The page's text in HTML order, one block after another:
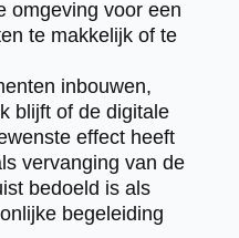
omgeving voor een
te makkelijk of te
inbouwen,
blijft of de digitale
effect heeft
vervanging van de
bedoeld is als
begeleiding